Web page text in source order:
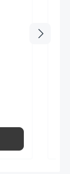
Sternen